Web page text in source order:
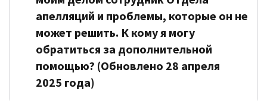
апелляций и проблемы, которые он не
может решить. К кому я могу
обратиться за дополнительной
помощью? (Обновлено 28 апреля
2025 года)